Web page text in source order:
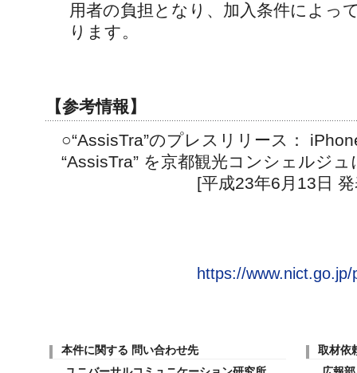
用者の負担となり、加入条件によっ
ります。
【参考情報】
○“AssisTra”のプレスリリース：
“AssisTra” を京都観光コンシェルジュ
[平成23年6月13日
https://
本件に関する 問い合わせ先
取材依